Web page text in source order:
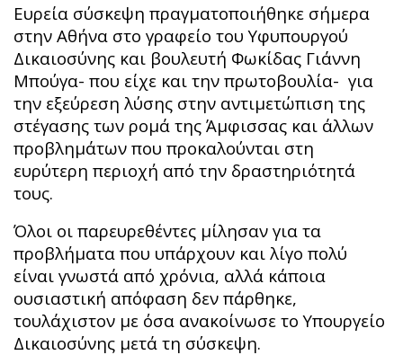
Ευρεία σύσκεψη πραγματοποιήθηκε σήμερα
στην Αθήνα στο γραφείο του Υφυπουργού
Δικαιοσύνης και βουλευτή Φωκίδας Γιάννη
Μπούγα- που είχε και την πρωτοβουλία- για
την εξεύρεση λύσης στην αντιμετώπιση της
στέγασης των ρομά της Άμφισσας και άλλων
προβλημάτων που προκαλούνται στη
ευρύτερη περιοχή από την δραστηριότητά
τους.
Όλοι οι παρευρεθέντες μίλησαν για τα
προβλήματα που υπάρχουν και λίγο πολύ
είναι γνωστά από χρόνια, αλλά κάποια
ουσιαστική απόφαση δεν πάρθηκε,
τουλάχιστον με όσα ανακοίνωσε το Υπουργείο
Δικαιοσύνης μετά τη σύσκεψη.